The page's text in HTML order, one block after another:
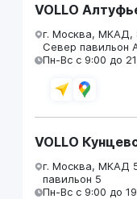
VOLLO
г. Москва, МКАД,
Север павильон
Пн-Вс с 9:00 до
VOLLO
г. Москва, МКАД
павильон 5
Пн-Вс с 9:00 до